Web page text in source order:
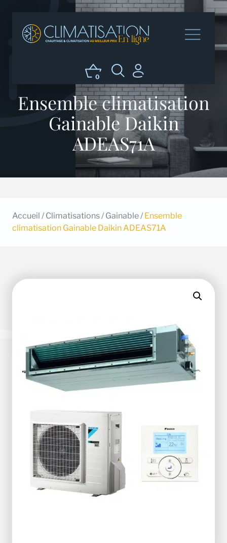
0
Ensemble climatisation
Gainable Daikin
ADEAS71A
Accueil / Climatisations/ Gainable/ Ensemble
climatisation Gainable Daikin ADEAS71A